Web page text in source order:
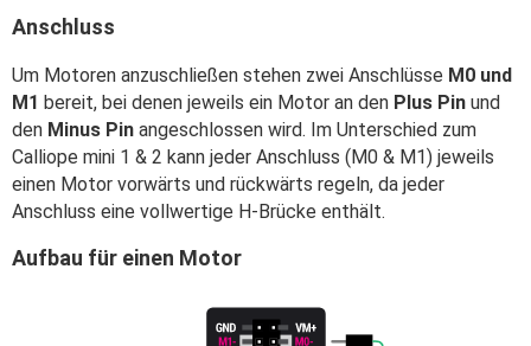
Anschluss
Um Motoren anzuschließen stehen zwei Anschlüsse M0 und
M1 bereit, bei denen jeweils ein Motor an den Plus Pin und
den Minus Pin angeschlossen wird. Im Unterschied zum
Calliope mini 1 & 2 kann jeder Anschluss (M0 & M1) jeweils
einen Motor vorwärts und rückwärts regeln, da jeder
Anschluss eine vollwertige H-Brücke enthält.
Aufbau für einen Motor